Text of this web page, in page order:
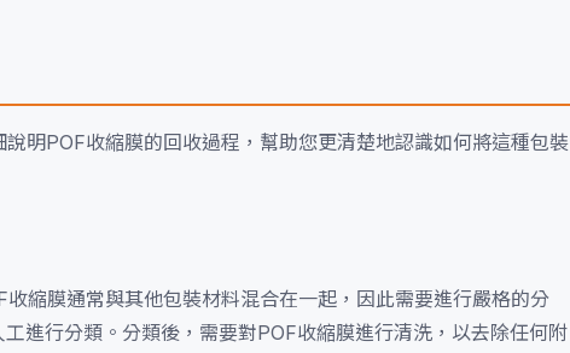
明POF收縮膜的回收過程，幫助您更清楚地認識如何將這種包裝
縮膜通常與其他包裝材料混合在一起，因此需要進行嚴格的分
進行分類。分類後，需要對POF收縮膜進行清洗，以去除任何附